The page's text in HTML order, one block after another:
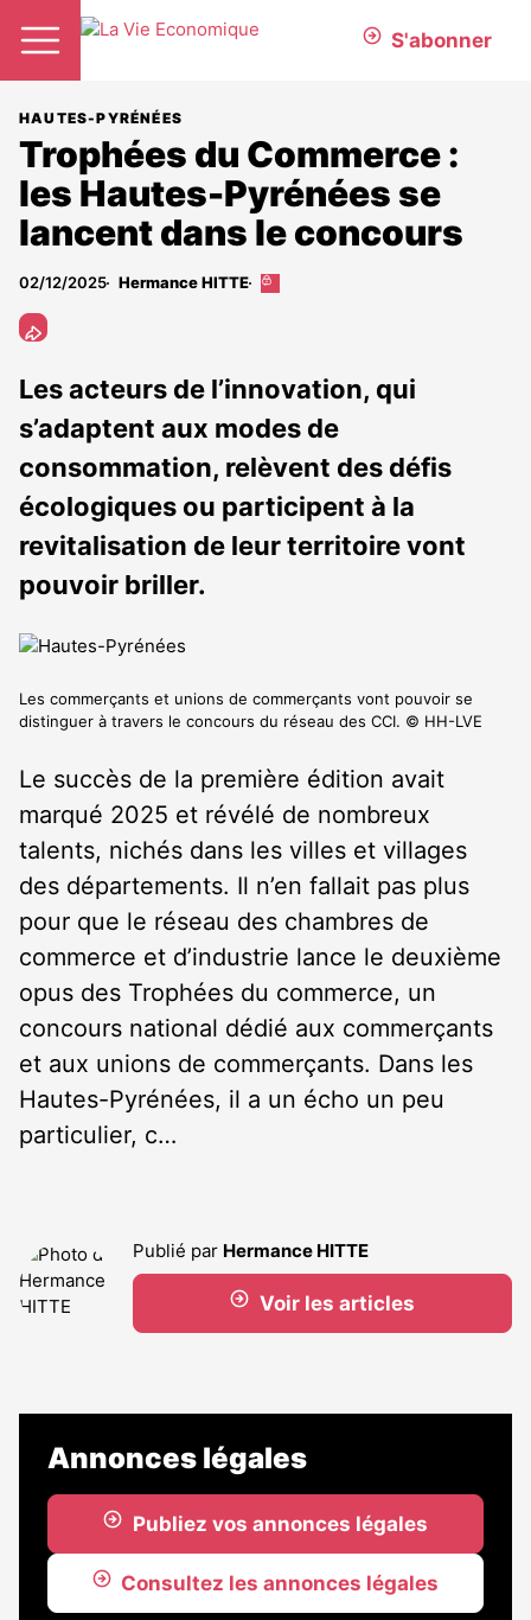
S'abonner
HAUTES-PYRÉNÉES
Trophées du Commerce :
les Hautes-Pyrénées se
lancent dans le concours
02/12/2025 Hermance HITTE
Cet
abonnés
Les acteurs de l’innovation, qui
s’adaptent aux modes de
consommation, relèvent des défis
écologiques ou participent à la
revitalisation de leur territoire vont
pouvoir briller.
Les commerçants et unions de commerçants vont pouvoir se
distinguer à travers le concours du réseau des CCI. © HH-LVE
Le succès de la première édition avait
marqué 2025 et révélé de nombreux
talents, nichés dans les villes et villages
des départements. Il n’en fallait pas plus
pour que le réseau des chambres de
commerce et d’industrie lance le deuxième
opus des Trophées du commerce, un
concours national dédié aux commerçants
et aux unions de commerçants. Dans les
Hautes-Pyrénées, il a un écho un peu
particulier, c…
Publié par Hermance HITTE
Voir les articles
Annonces légales
Publiez vos annonces légales
Consultez les annonces légales